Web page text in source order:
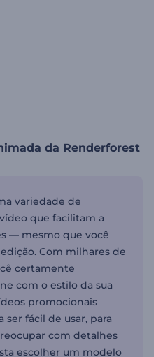
da Renderforest
variedade de
que facilitam a
— mesmo que você
Com milhares de
certamente
com o estilo da sua
promocionais
fácil de usar, para
com detalhes
escolher um modelo